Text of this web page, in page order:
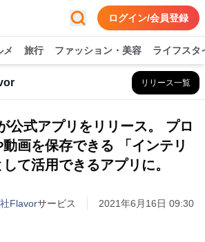
ログイン/会員登録
メ 旅行 ファッション・美容 ライフスタ
リリース一覧
公式アプリをリリース。 プロ
画を保存できる 「インテリ
て活用できるアプリに。
Flavorサービス 2021年6月16日 09:30